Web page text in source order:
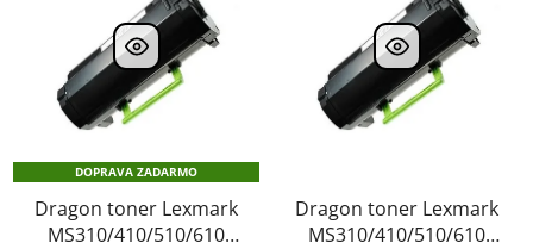
DOPRAVA ZADARMO
Dragon toner Lexmark
MS310/410/510/610
Dragon toner Lexmark
MS310/410/510/610